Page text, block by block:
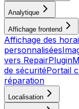
Analytique
Affichage frontend
Affichage des
personnalisées
vers RepairPlugin
de sécuritéPortail
réparation
Localisation